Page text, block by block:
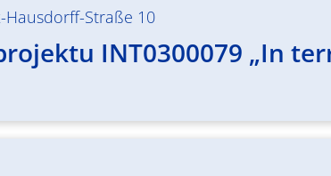
Hausdorff-Straße 10
INT0300079 „In